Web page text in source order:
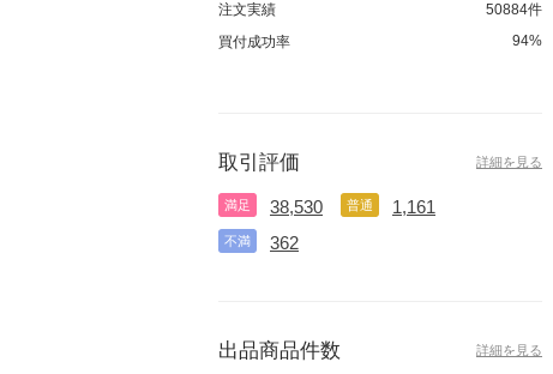
注文実績
50884件
買付成功率
94%
取引評価 詳細を見る
満足 38,530 普通 1,161
不満 362
出品商品件数 詳細を見る